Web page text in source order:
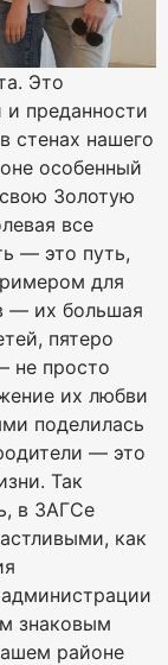
Это
преданности
стенах нашего
особенный
Золотую
все
— это путь,
для
— их большая
пятеро
не просто
их любви
поделилась
— это
Так
в ЗАГСе
как
знаковым
районе